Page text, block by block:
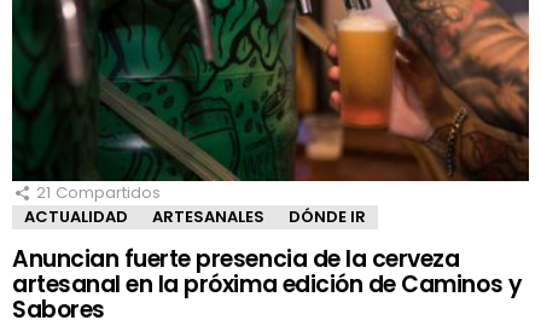
21 Compartidos
ACTUALIDAD
ARTESANALES DÓNDE IR
Anuncian fuerte presencia de la cerveza
artesanal en la próxima edición de Caminos y
Sabores